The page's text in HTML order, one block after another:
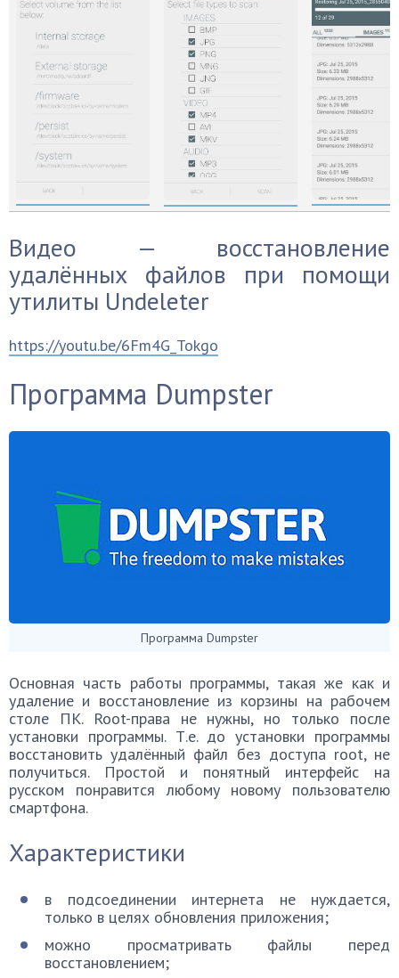
Видео — восстановление
удалённых файлов при помощи
утилиты Undeleter
https://youtu.be/6Fm4G_Tokgo
Программа Dumpster
Программа Dumpster
Основная часть работы программы, такая же как и
удаление и восстановление из корзины на рабочем
столе ПК. Root-права не нужны, но только после
установки программы. Т.е. до установки программы
восстановить удалённый файл без доступа root, не
получиться. Простой и понятный интерфейс на
русском понравится любому новому пользователю
смартфона.
Характеристики
в подсоединении интернета не нуждается,
только в целях обновления приложения;
можно просматривать файлы перед
восстановлением;